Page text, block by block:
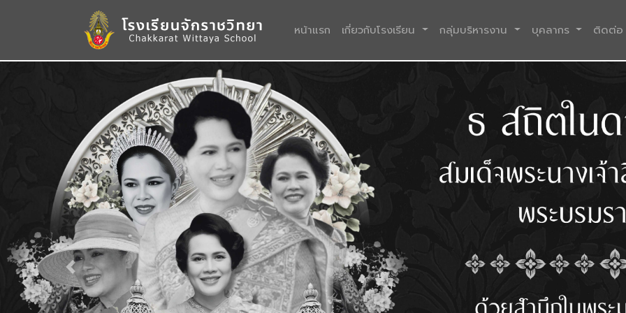
หน้าแรก (current)
เกี่ยวกับโรงเรียน กลุ่มบริหารงาน บุคลากร ติดต่อ
Previous